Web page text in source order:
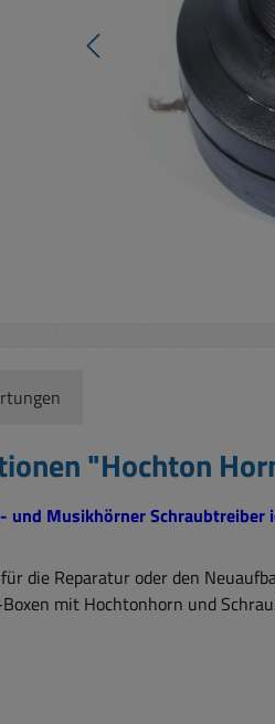
"Hochton
und Musikhörner
die Reparatur oder den
mit Hochtonhorn und